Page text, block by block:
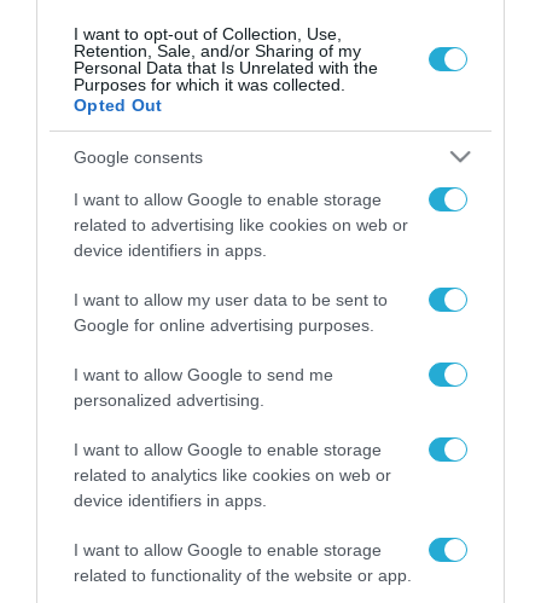
I want to opt-out of Collection, Use,
Retention, Sale, and/or Sharing of my
Personal Data that Is Unrelated with the
Purposes for which it was collected.
Opted Out
Google consents
I want to allow Google to enable storage
related to advertising like cookies on web or
device identifiers in apps.
I want to allow my user data to be sent to
Google for online advertising purposes.
I want to allow Google to send me
personalized advertising.
I want to allow Google to enable storage
related to analytics like cookies on web or
device identifiers in apps.
I want to allow Google to enable storage
related to functionality of the website or app.
06.08.2026 | 09:03
«Οι εντελώς αθώοι»: Η ανάρτηση
του Αρκά για τα ζώα που χάθηκαν
στις πυρκαγιές της Αττικής
(φωτο)